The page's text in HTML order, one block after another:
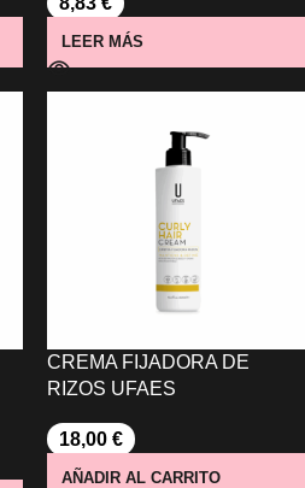
LEER MÁS
CREMA FIJADORA DE
RIZOS UFAES
18,00 €
AÑADIR AL CARRITO